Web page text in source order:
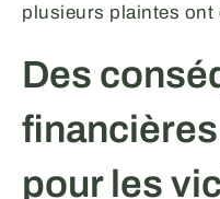
plusieurs plaintes ont
Des
pour les